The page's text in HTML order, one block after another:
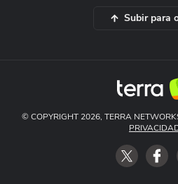
Subir para
© COPYRIGHT 2026, TERRA